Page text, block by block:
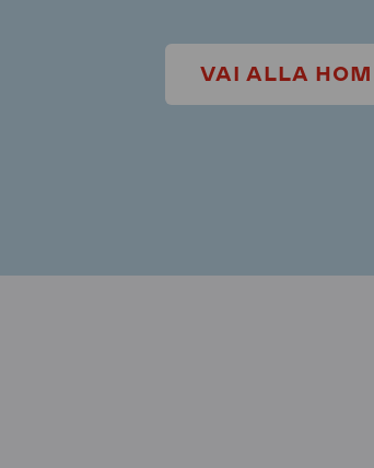
VAI ALLA